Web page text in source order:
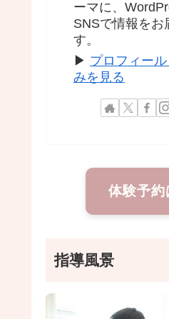
ーマに、
SNSで情報をお
す。
▶ プロフィー
みを見る
体験予約
指導風景